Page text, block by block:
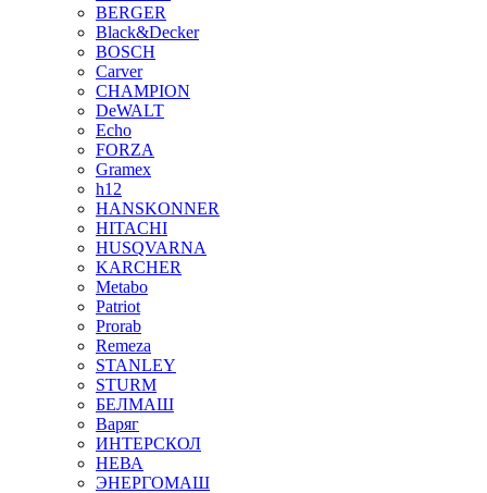
BERGER
Black&Decker
BOSCH
Carver
CHAMPION
DeWALT
Echo
FORZA
Gramex
h12
HANSKONNER
HITACHI
HUSQVARNA
KARCHER
Metabo
Patriot
Prorab
Remeza
STANLEY
STURM
БЕЛМАШ
Варяг
ИНТЕРСКОЛ
НЕВА
ЭНЕРГОМАШ